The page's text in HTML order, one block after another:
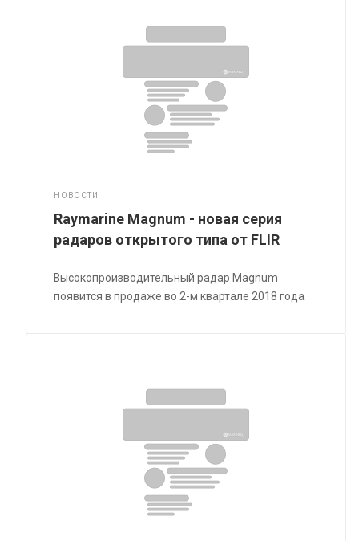
НОВОСТИ
Raymarine Magnum - новая серия
радаров открытого типа от FLIR
Высокопроизводительный радар Magnum
появится в продаже во 2-м квартале 2018 года